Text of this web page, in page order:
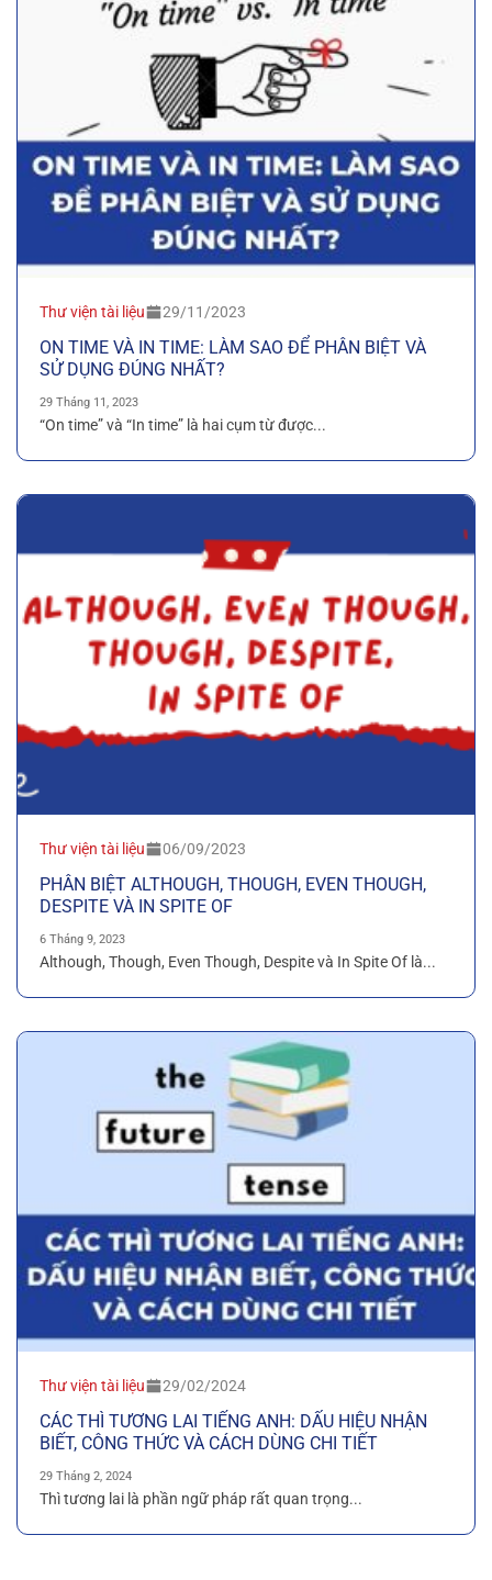
Thư viện tài liệu 29/11/2023
ON TIME VÀ IN TIME: LÀM SAO ĐỂ PHÂN BIỆT VÀ
SỬ DỤNG ĐÚNG NHẤT?
29 Tháng 11, 2023
“On time” và “In time” là hai cụm từ được...
Thư viện tài liệu 06/09/2023
PHÂN BIỆT ALTHOUGH, THOUGH, EVEN THOUGH,
DESPITE VÀ IN SPITE OF
6 Tháng 9, 2023
Although, Though, Even Though, Despite và In Spite Of là...
Thư viện tài liệu 29/02/2024
CÁC THÌ TƯƠNG LAI TIẾNG ANH: DẤU HIỆU NHẬN
BIẾT, CÔNG THỨC VÀ CÁCH DÙNG CHI TIẾT
29 Tháng 2, 2024
Thì tương lai là phần ngữ pháp rất quan trọng...